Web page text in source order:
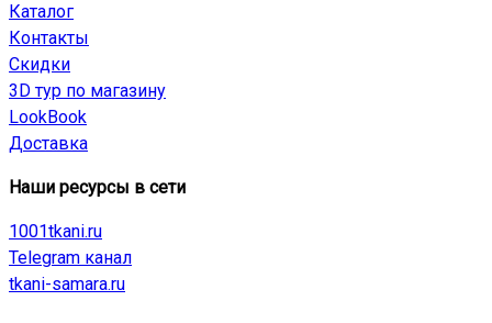
Каталог
Контакты
Скидки
3D тур по магазину
LookBook
Доставка
Наши ресурсы в сети
1001tkani.ru
Telegram канал
tkani-samara.ru